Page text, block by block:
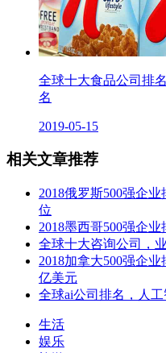
全球十大食品公司排
名
2019-05-15
相关文章推荐
2018俄罗斯500强企
位
2018墨西哥500强企
全球十大咨询公司，
2018加拿大500强企
亿美元
全球ai公司排名，人
生活
娱乐